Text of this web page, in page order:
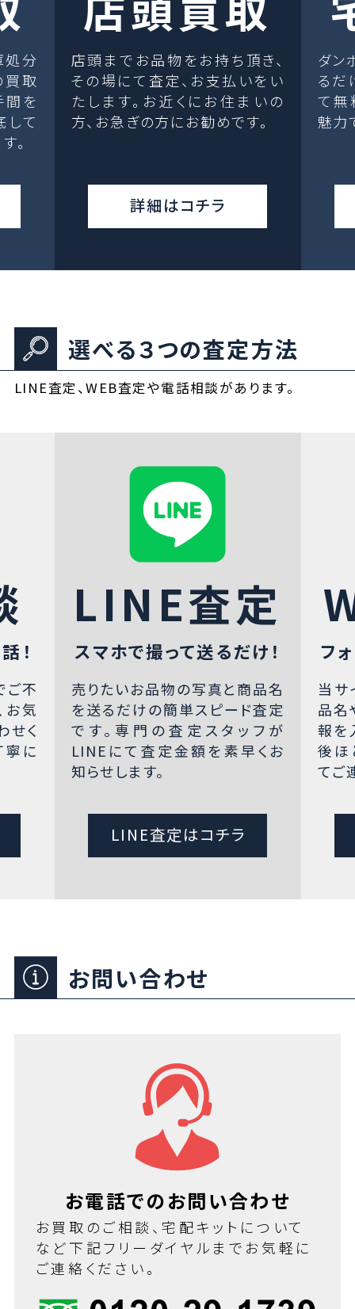
処分
取
間を
して
。
店頭までお品物をお持ち頂き、
その場にて査定、お支払いをい
たします。お近くにお住まいの
方、お急ぎの方にお勧めです。
詳細はコチラ
ダン
るだ
て無
魅力
選べる３つの査定方法
LINE査定、WEB査定や電話相談があります。
！
ご不
お気
せく
寧に
LINE査定
スマホで撮って送るだけ！
売りたいお品物の写真と商品名
を送るだけの簡単スピード査定
です。専門の査定スタッフが
LINEにて査定金額を素早くお
知らせします。
LINE査定はコチラ
フ
当サ
品名
報を
後ほ
てご
お問い合わせ
お電話でのお問い合わせ
お買取のご相談、宅配キットについて
など下記フリーダイヤルまでお気軽に
ご連絡ください。